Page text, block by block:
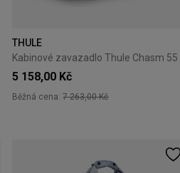
THULE
5 158,00 Kč
Běžná cena:7 263,00 Kč